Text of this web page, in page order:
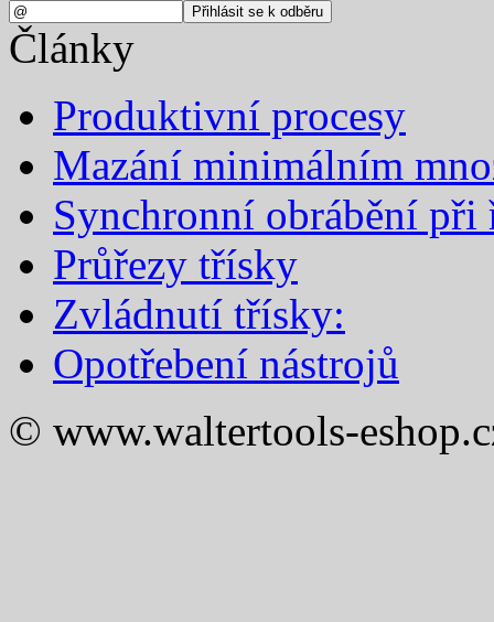
Články
Produktivní procesy
Mazání minimálním
Synchronní obrábění při
Průřezy třísky
Zvládnutí třísky:
Opotřebení nástrojů
© www.waltertools-